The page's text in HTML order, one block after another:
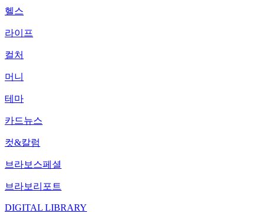
헬스
라이프
컬처
머니
테마
카드뉴스
컷&칼럼
브라보스페셜
브라보리포트
DIGITAL LIBRARY